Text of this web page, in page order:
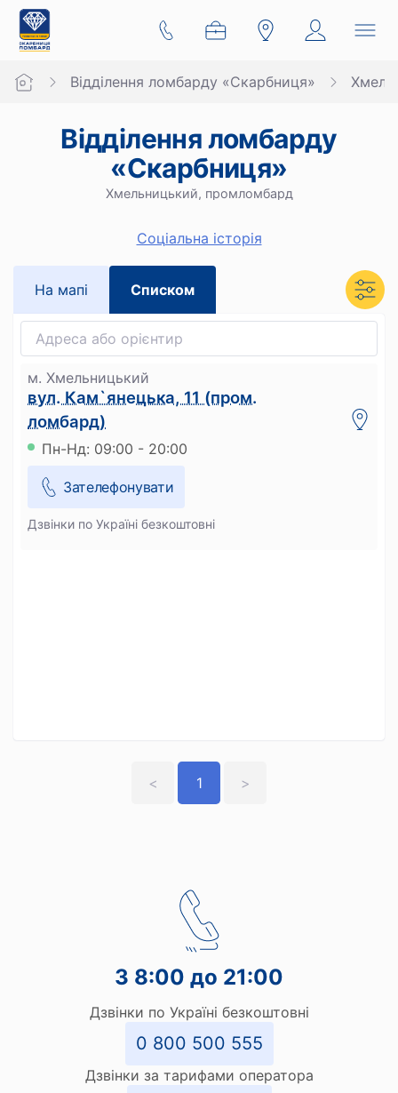
Відділення ломбарду «Скарбниця»
Відділення ломбарду
«Скарбниця»
Хмельницький, промломбард
Cоціальна історія
На мапi Списком
м. Хмельницький
вул. Кам`янецька, 11 (пром.
ломбард)
Пн-Нд: 09:00 - 20:00
Зателефонувати
Дзвінки по Україні безкоштовні
< 1 >
З 8:00 до 21:00
Дзвінки по Україні безкоштовні
0 800 500 555
Дзвінки за тарифами оператора